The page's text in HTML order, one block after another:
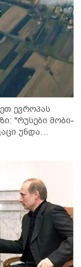
ევროპას
"რუსები მობი­
უნდა